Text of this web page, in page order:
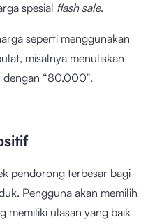
spesial flash sale.
seperti menggunakan
misalnya menuliskan
“80.000”.
pendorong terbesar bagi
Pengguna akan memilih
memiliki ulasan yang baik